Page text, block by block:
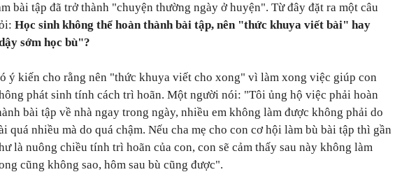
bài tập đã trở thành "chuyện thường ngày ở huyện". Từ đây đặt ra một câu
Học sinh không thể hoàn thành bài tập, nên "thức khuya viết bài" hay
sớm học bù"?
ý kiến cho rằng nên "thức khuya viết cho xong" vì làm xong việc giúp con
phát sinh tính cách trì hoãn. Một người nói: "Tôi ủng hộ việc phải hoàn
bài tập về nhà ngay trong ngày, nhiều em không làm được không phải do
quá nhiều mà do quá chậm. Nếu cha mẹ cho con cơ hội làm bù bài tập thì gần
là nuông chiều tính trì hoãn của con, con sẽ cảm thấy sau này không làm
cũng không sao, hôm sau bù cũng được".